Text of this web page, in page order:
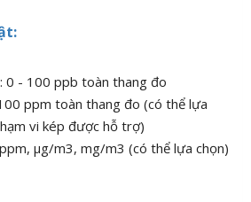
0 - 100 ppb toàn thang đo
ppm toàn thang đo (có thể lựa
vi kép được hỗ trợ)
μg/m3, mg/m3 (có thể lựa chọn)